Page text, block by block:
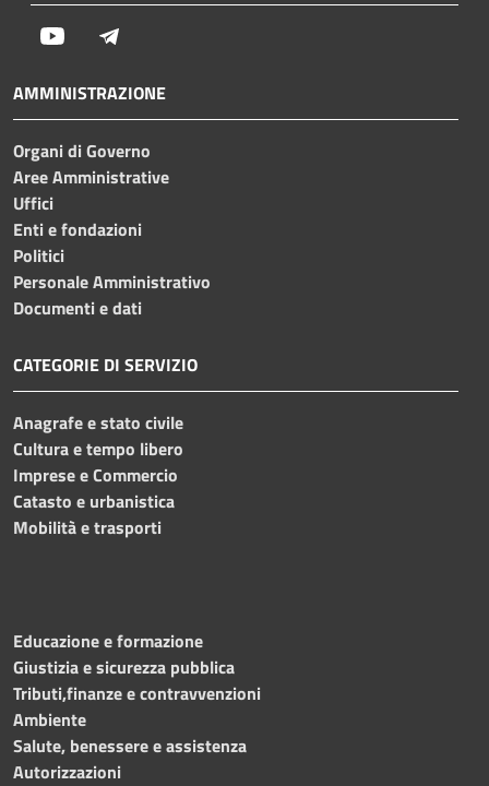
Youtube
AMMINISTRAZIONE
Organi di Governo
Aree Amministrative
Uffici
Enti e fondazioni
Politici
Personale Amministrativo
Documenti e dati
CATEGORIE DI SERVIZIO
Anagrafe e stato civile
Cultura e tempo libero
Imprese e Commercio
Catasto e urbanistica
Mobilità e trasporti
Educazione e formazione
Giustizia e sicurezza pubblica
Tributi,finanze e contravvenzioni
Ambiente
Salute, benessere e assistenza
Autorizzazioni